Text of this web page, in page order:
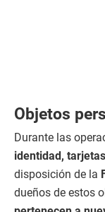
Objetos
Durante las
identidad,
disposición de la
dueños de estos